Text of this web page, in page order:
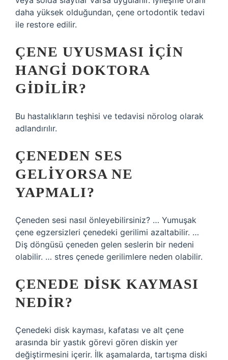
daha yüksek olduğundan, çene ortodontik tedavi
ile restore edilir.
ÇENE UYUSMASI IÇIN
HANGI DOKTORA
GIDILIR?
Bu hastalıkların teşhisi ve tedavisi nörolog olarak
adlandırılır.
ÇENEDEN SES
GELIYORSA NE
YAPMALI?
Çeneden sesi nasıl önleyebilirsiniz? … Yumuşak
çene egzersizleri çenedeki gerilimi azaltabilir. …
Diş döngüsü çeneden gelen seslerin bir nedeni
olabilir. … stres çenede gerilimlere neden olabilir.
ÇENEDE DISK KAYMASI
NEDIR?
Çenedeki disk kayması, kafatası ve alt çene
arasında bir yastık görevi gören diskin yer
değiştirmesini içerir. İlk aşamalarda, tartışma diski